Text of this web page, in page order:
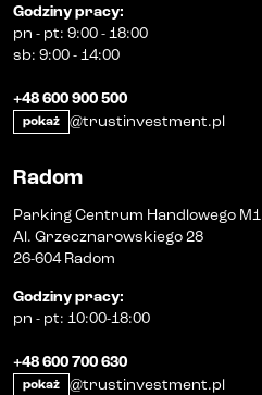
Godziny pracy:
pn - pt: 9:00 - 18:00
sb: 9:00 - 14:00
+48 600 900 500
pokaż @trustinvestment.pl
Radom
Parking Centrum Handlowego M1
Al. Grzecznarowskiego 28
26-604 Radom
Godziny pracy:
pn - pt: 10:00-18:00
+48 600 700 630
pokaż @trustinvestment.pl